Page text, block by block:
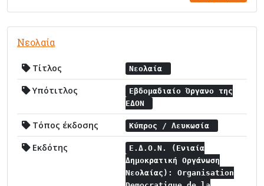
Νεολαία
Τίτλος Νεολαία
Υπότιτλος
Εβδομαδιαίο Όργανο της
ΕΔΟΝ
Τόπος έκδοσης Κύπρος / Λευκωσία
Εκδότης
Ε.Δ.Ο.Ν. (Ενιαία
Δημοκρατική Οργάνωση
Νεολαίας): Organisation